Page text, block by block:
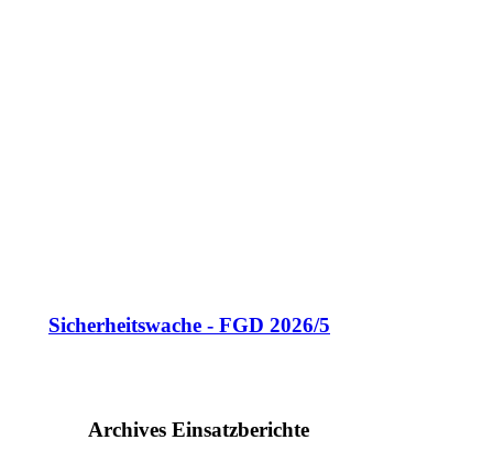
Sicherheitswache - FGD 2026/5
Archives Einsatzberichte